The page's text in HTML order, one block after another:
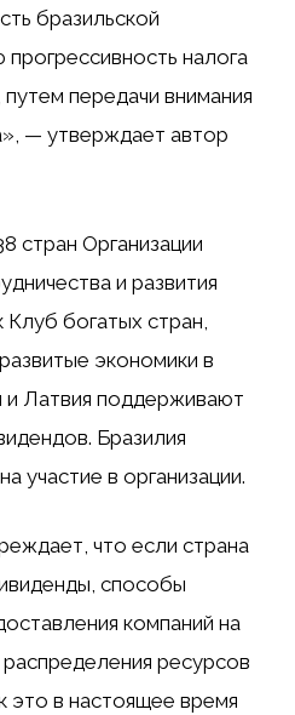
бразильской
налога
передачи внимания
— утверждает автор
стран Организации
и развития
богатых стран,
экономики в
и Латвия поддерживают
Бразилия
участие в организации.
что если страна
способы
компаний на
ресурсов
это в настоящее время